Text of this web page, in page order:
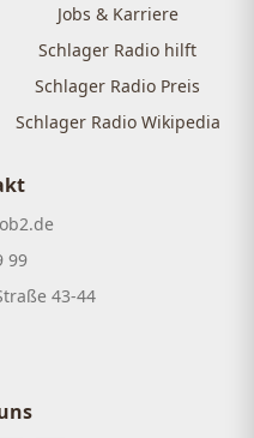
Jobs & Karriere
Schlager Radio hilft
Schlager Radio Preis
Schlager Radio Wikipedia
99
43-44